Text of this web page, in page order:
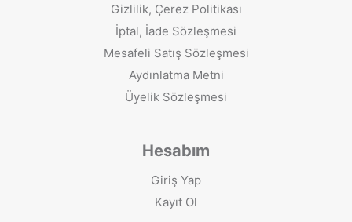
Gizlilik, Çerez Politikası
İptal, İade Sözleşmesi
Mesafeli Satış Sözleşmesi
Aydınlatma Metni
Üyelik Sözleşmesi
Hesabım
Giriş Yap
Kayıt Ol